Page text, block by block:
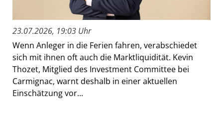
23.07.2026, 19:03 Uhr
Wenn Anleger in die Ferien fahren, verabschiedet
sich mit ihnen oft auch die Marktliquidität. Kevin
Thozet, Mitglied des Investment Committee bei
Carmignac, warnt deshalb in einer aktuellen
Einschätzung vor...